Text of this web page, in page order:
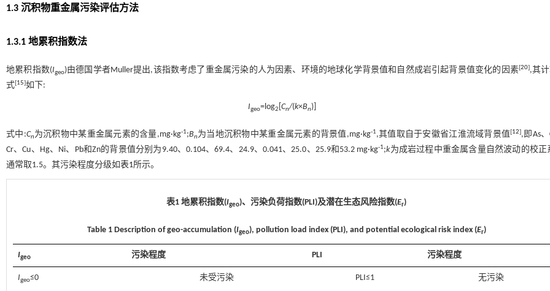
1.3 沉积物重金属污染评估方法
1.3.1 地累积指数法
地累积指数(Igeo)由德国学者Muller提出,该指数考虑了重金属污染的人为因素、环境的地球化学背景值和自然成岩引起背景值变化的因素[20],其
式[15]如下:
Igeo=log2 Cn/(k×Bn)]
式中:Cn为沉积物中某重金属元素的含量,mg·kg-1;Bn为当地沉积物中某重金属元素的背景值,mg·kg-1,其值取自于安徽省江淮流域背景值[12],即As、
Cr、Cu、Hg、Ni、Pb和Zn的背景值分别为9.40、0.104、69.4、24.9、0.041、25.0、25.9和53.2 mg·kg-1;k为成岩过程中重金属含量自然波动的校正
通常取1.5。其污染程度分级如表1所示。
表1 地累积指数(Igeo)、污染负荷指数(PLI)及潜在生态风险指数(Er)
Table 1 Description of geo-accumulation (Igeo), pollution load index (PLI), and potential ecological risk index (Er)
Igeo 污染程度 PLI 污染程度
Igeo≤0 未受污染 PLI≤1 无污染